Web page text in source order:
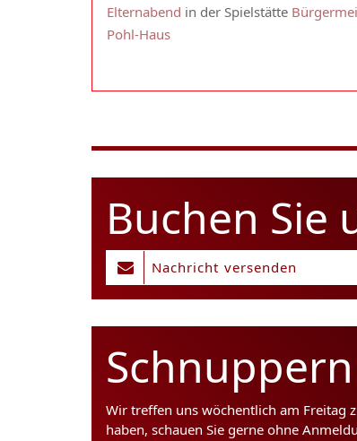
Elternabend in der Spielstätte
Pohl-Haus
Buchen Sie
Nachricht versenden
Wir treffen uns wöchentlich am Freitag
haben, schauen Sie gerne ohne